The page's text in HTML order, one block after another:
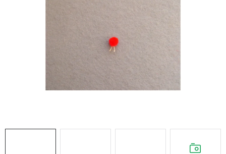
TIPY NA TVOŘENÍ